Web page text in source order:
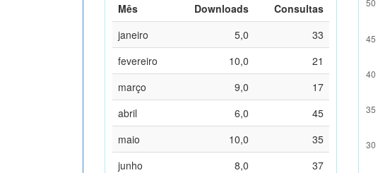
Mês Downloads
Consultas
janeiro
5,0
33
fevereiro
10,0
21
março
9,0
17
abril
6,0
45
maio
10,0
35
junho
8,0
37